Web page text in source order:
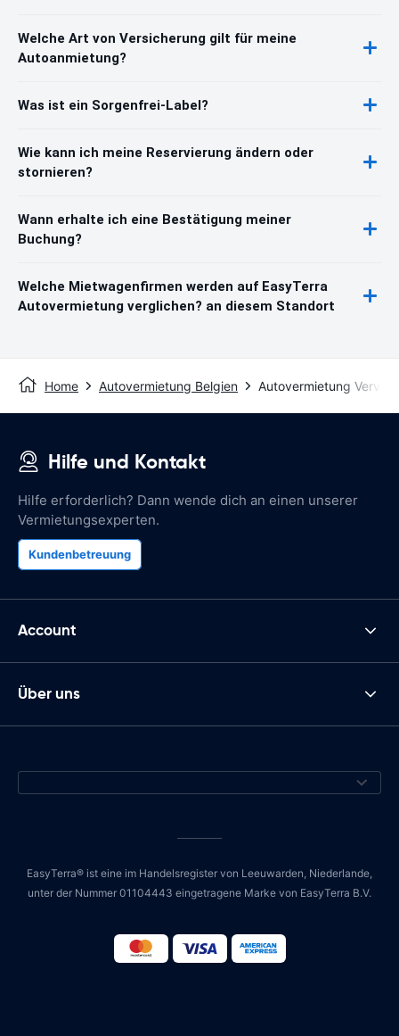
Welche Art von Versicherung gilt für meine
Autoanmietung?
Was ist ein Sorgenfrei-Label?
Wie kann ich meine Reservierung ändern oder
stornieren?
Wann erhalte ich eine Bestätigung meiner
Buchung?
Welche Mietwagenfirmen werden auf EasyTerra
Autovermietung verglichen? an diesem Standort
Home Autovermietung Belgien Autovermietung
Hilfe und Kontakt
Hilfe erforderlich? Dann wende dich an einen unserer
Vermietungsexperten.
Kundenbetreuung
Account
Über uns
EasyTerra® ist eine im Handelsregister von Leeuwarden, Niederlande,
unter der Nummer 01104443 eingetragene Marke von EasyTerra B.V.